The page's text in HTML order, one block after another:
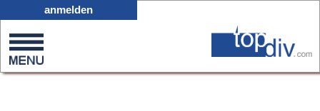
0
on
anmelden